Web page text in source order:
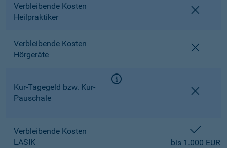
Verbleibende Kosten
Heilpraktiker
Verbleibende Kosten
Hörgeräte
Kur-Tagegeld bzw. Kur-
Pauschale
Verbleibende Kosten
LASIK
bis 1.000 EUR